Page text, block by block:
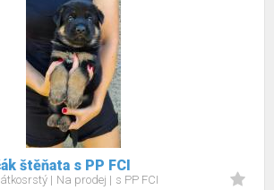
štěňata s PP FCI
Na prodej s PP FCI